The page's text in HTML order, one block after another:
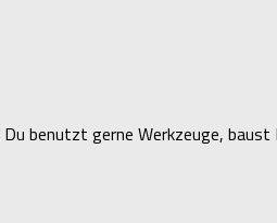
benutzt gerne Werkzeuge, baust